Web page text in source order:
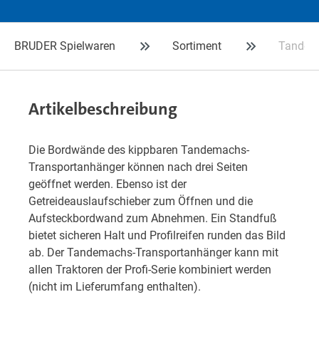
BRUDER Spielwaren Sortiment
Artikelbeschreibung
Die Bordwände des kippbaren Tandemachs-
Transportanhänger können nach drei Seiten
geöffnet werden. Ebenso ist der
Getreideauslaufschieber zum Öffnen und die
Aufsteckbordwand zum Abnehmen. Ein Standfuß
bietet sicheren Halt und Profilreifen runden das Bild
ab. Der Tandemachs-Transportanhänger kann mit
allen Traktoren der Profi-Serie kombiniert werden
(nicht im Lieferumfang enthalten).